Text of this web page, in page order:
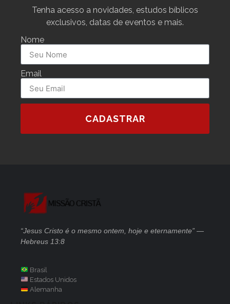
Tenha acesso a novidades, estudos bíblicos
exclusivos, datas de eventos e mais.
Nome
Email
CADASTRAR
“Jesus Cristo é o mesmo ontem, hoje e eternamente” —
Hebreus 13:8
Brasil
Estados Unidos
Alemanha